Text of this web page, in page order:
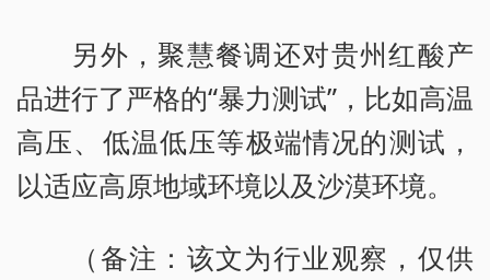
另外，聚慧餐调还对贵州红酸产
品进行了严格的“暴力测试”，比如高温
高压、低温低压等极端情况的测试，
以适应高原地域环境以及沙漠环境。
（备注：该文为行业观察，仅供